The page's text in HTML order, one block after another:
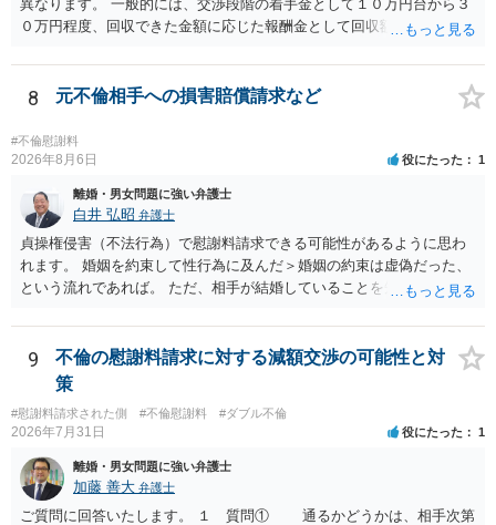
異なります。 一般的には、交渉段階の着手金として１０万円台から３
０万円程度、回収できた金額に応じた報酬金として回収額の１０％か
には、追加着手金や日当、実費が発生することもあります。 もっと
も、証拠が十分にあるか、相手方の住所・勤務先が分かるか、慰謝料
額、離婚の有無、交渉で終わるか訴訟まで見込むかによって、費用は
変わり得ます。依頼前に、交渉だけの場合、訴訟になった場合、回収
できなかった場合の費用を確認しておくとよいでしょう。 弁護士選び
通しを過度に楽観的に言い過ぎないか、質問に具体的に答えてくれる
か、連絡方法（メール、電話、弁護士直接か事務局員を介するかな
ど）や対応スピードが合うかを確認するとよいと思います。いずれに
しましても、弁護士への相談・依頼にあたっては、証拠資料、夫と相
手方の関係、相手方の氏名・住所等、夫婦関係への影響、離婚予定の
8 元不倫相手への損害賠償請求など
#不倫慰謝料
2026年8月6日 役にたった 1
離婚・男女問題に強い弁護士
白井 弘昭 弁護士
貞操権侵害（不法行為）で慰謝料請求できる可能性があるように思わ
れます。 婚姻を約束して性行為に及んだ＞婚姻の約束は虚偽だった、
という流れであれば。 ただ、相手が結婚していることを知って行為に
性も認められそうですので、あまり慰謝料は高額にならないように思
われます。 一度、最寄りの弁護士に相談してみてください。
9
不倫の慰謝料請求に対する減額交渉の可能性と対
策
#慰謝料請求された側 #不倫慰謝料 #ダブル不倫
2026年7月31日 役にたった 1
離婚・男女問題に強い弁護士
加藤 善大 弁護士
ご質問に回答いたします。 １ 質問① 通るかどうかは、相手次第